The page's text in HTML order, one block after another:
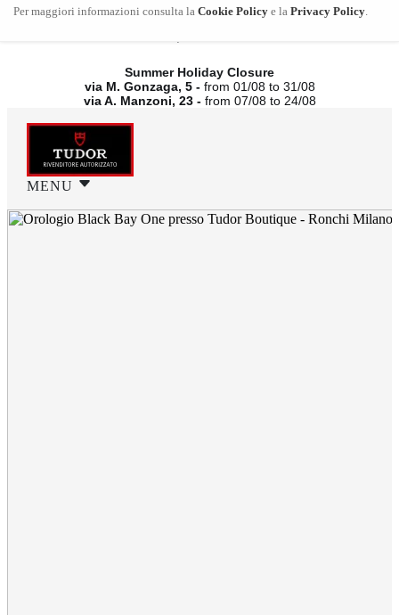
Chiusura Estiva
dal 01/08 al 31/08
Summer Holiday Closure
via M. Gonzaga, 5 - from 01/08 to 31/08
via A. Manzoni, 23 - from 07/08 to 24/08
MENU
Per maggiori informazioni consulta la Cookie Policy e la Privacy Policy.